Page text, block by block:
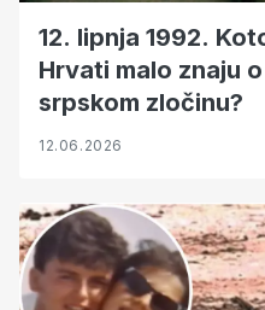
12. lipnja 1992.
Hrvati malo znaju
srpskom zločinu?
12.06.2026